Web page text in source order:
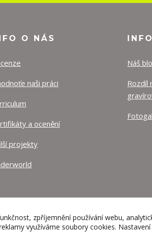
O NÁS
naši práci
a ocenění
projekty
Náš
Rozdíl
zpříjemnění používání webu,
využíváme soubory cookies.